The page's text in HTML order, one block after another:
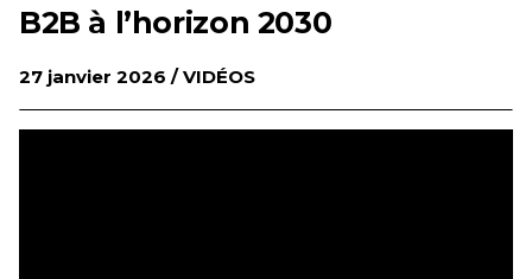
B2B à l’horizon 2030
27 janvier 2026 /VIDÉOS